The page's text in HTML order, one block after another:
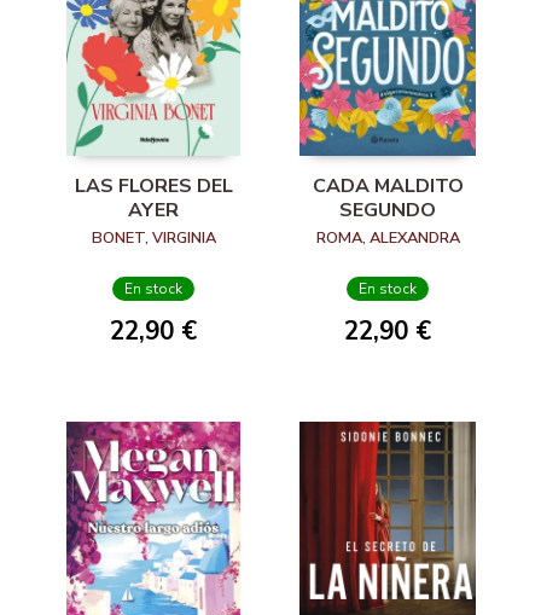
LAS FLORES DEL
AYER
BONET, VIRGINIA
En stock
22,90 €
CADA MALDITO
SEGUNDO
ROMA, ALEXANDRA
En stock
22,90 €